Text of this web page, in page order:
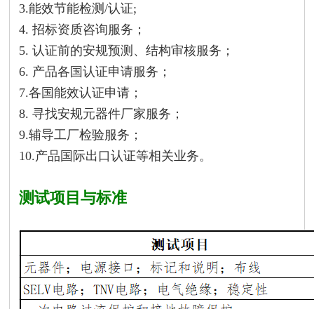
3.能效节能检测/认证;
4. 招标资质咨询服务；
5. 认证前的安规预测、结构审核服务；
6. 产品各国认证申请服务；
7.各国能效认证申请；
8. 寻找安规元器件厂家服务；
9.辅导工厂检验服务；
10.产品国际出口认证等相关业务。
测试项目与标准